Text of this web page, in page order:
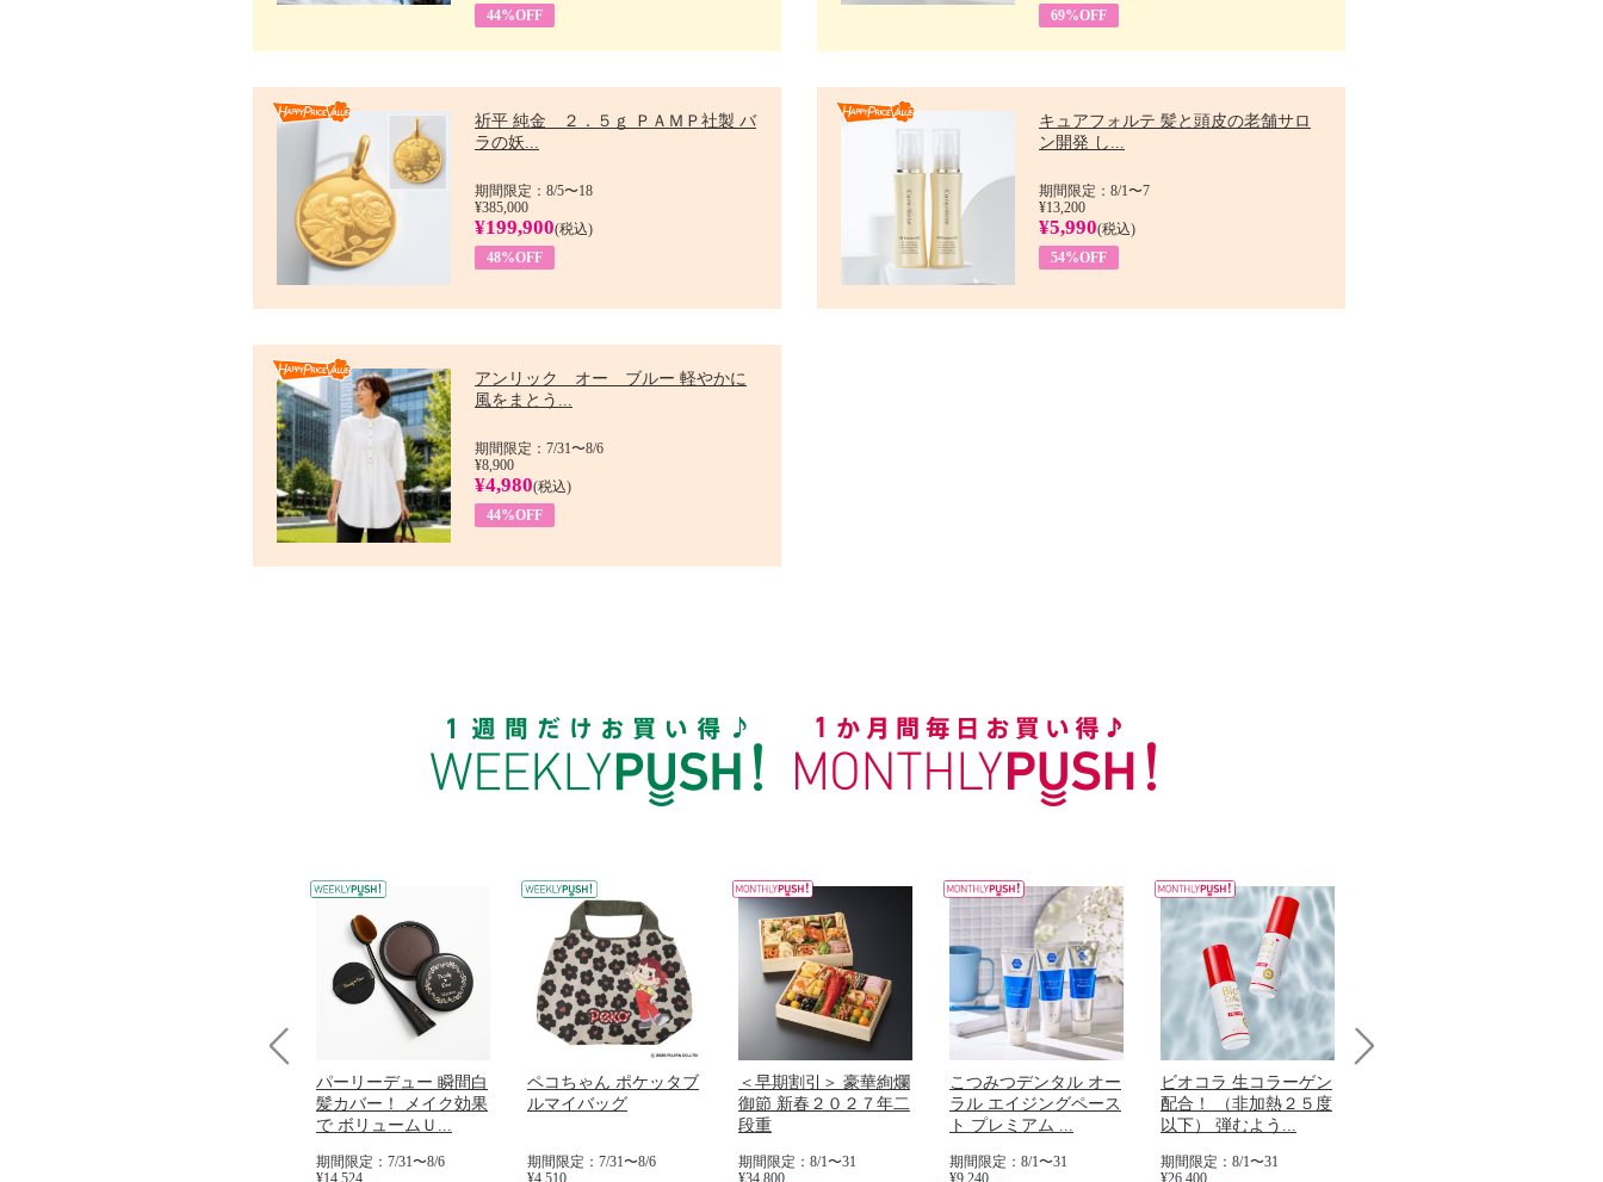
44%OFF
69%OFF
祈平 純金 ２．５ｇ ＰＡＭＰ社製 バ
ラの妖...
期間限定：8/5〜18
¥385,000
¥199,900(税込)
48%OFF
キュアフォルテ 髪と頭皮の老舗サロ
ン開発 し...
期間限定：8/1〜7
¥13,200
¥5,990(税込)
54%OFF
アンリック オー ブルー 軽やかに
風をまとう...
期間限定：7/31〜8/6
¥8,900
¥4,980(税込)
44%OFF
パーリーデュー 瞬間白
髪カバー！ メイク効果
で ボリュームＵ...
期間限定：7/31〜8/6
¥14,524
ペコちゃん ポケッタブ
ルマイバッグ
期間限定：7/31〜8/6
¥4,510
＜早期割引＞ 豪華絢爛
御節 新春２０２７年二
段重
期間限定：8/1〜31
¥34,800
こつみつデンタル オー
ラル エイジングペース
ト プレミアム ...
期間限定：8/1〜31
¥9,240
ビオコラ 生コラーゲン
配合！ （非加熱２５度
以下） 弾むよう...
期間限定：8/1〜31
¥26,400